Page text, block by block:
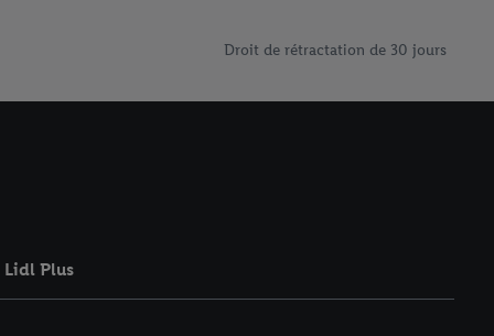
Droit de rétractation de 30 jours
Lidl Plus